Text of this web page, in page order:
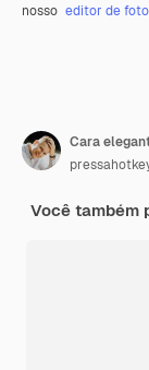
nosso editor de
Você também